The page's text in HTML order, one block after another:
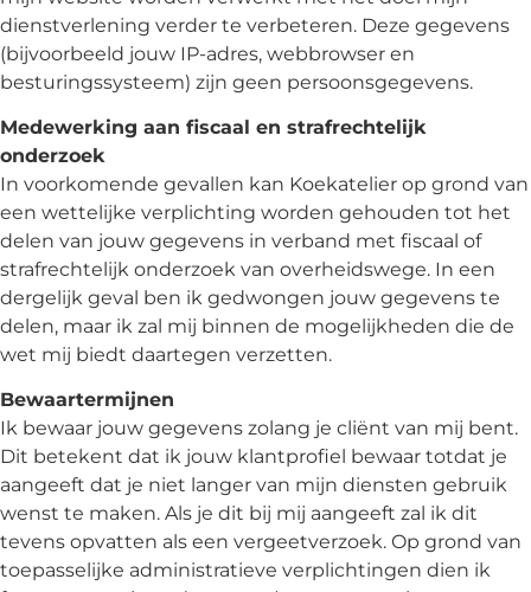
dienstverlening verder te verbeteren. Deze gegevens
(bijvoorbeeld jouw IP-adres, webbrowser en
besturingssysteem) zijn geen persoonsgegevens.
Medewerking aan fiscaal en strafrechtelijk
onderzoek
In voorkomende gevallen kan Koekatelier op grond van
een wettelijke verplichting worden gehouden tot het
delen van jouw gegevens in verband met fiscaal of
strafrechtelijk onderzoek van overheidswege. In een
dergelijk geval ben ik gedwongen jouw gegevens te
delen, maar ik zal mij binnen de mogelijkheden die de
wet mij biedt daartegen verzetten.
Bewaartermijnen
Ik bewaar jouw gegevens zolang je cliënt van mij bent.
Dit betekent dat ik jouw klantprofiel bewaar totdat je
aangeeft dat je niet langer van mijn diensten gebruik
wenst te maken. Als je dit bij mij aangeeft zal ik dit
tevens opvatten als een vergeetverzoek. Op grond van
toepasselijke administratieve verplichtingen dien ik